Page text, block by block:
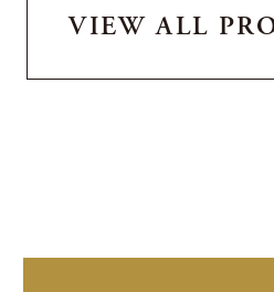
VIEW ALL